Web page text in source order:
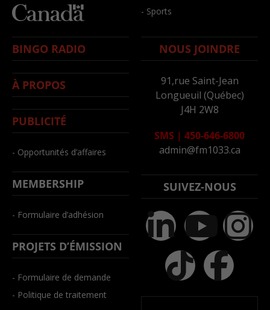
- Sports
BINGO RADIO
À PROPOS
PUBLICITÉ
- Opportunités d’affaires
MEMBERSHIP
- Formulaire d’adhésion
PROJETS D’ÉMISSION
- Formulaire de demande
- Politique de traitement
NOUS JOINDRE
91,rue Saint-Jean
Longueuil (Québec)
J4H 2W8
SMS | 450-646-6800
admin@fm1033.ca
SUIVEZ-NOUS